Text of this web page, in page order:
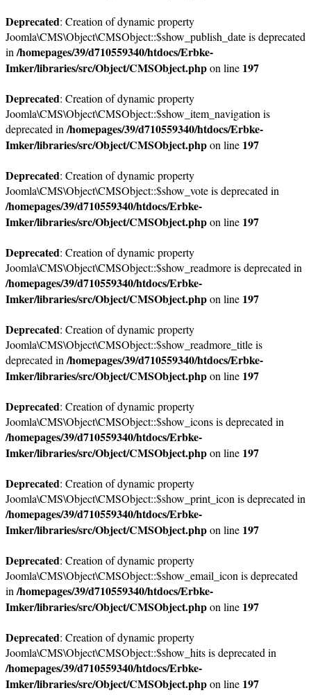
Deprecated: Creation of dynamic property
Joomla\CMS\Object\CMSObject::$show_publish_date is deprecated
in /homepages/39/d710559340/htdocs/Erbke-
Imker/libraries/src/Object/CMSObject.phpon line 197
Deprecated: Creation of dynamic property
Joomla\CMS\Object\CMSObject::$show_item_navigation is
deprecated in /homepages/39/d710559340/htdocs/Erbke-
Imker/libraries/src/Object/CMSObject.phpon line 197
Deprecated: Creation of dynamic property
Joomla\CMS\Object\CMSObject::$show_vote is deprecated in
/homepages/39/d710559340/htdocs/Erbke-
Imker/libraries/src/Object/CMSObject.phpon line 197
Deprecated: Creation of dynamic property
Joomla\CMS\Object\CMSObject::$show_readmore is deprecated in
/homepages/39/d710559340/htdocs/Erbke-
Imker/libraries/src/Object/CMSObject.phpon line 197
Deprecated: Creation of dynamic property
Joomla\CMS\Object\CMSObject::$show_readmore_title is
deprecated in /homepages/39/d710559340/htdocs/Erbke-
Imker/libraries/src/Object/CMSObject.phpon line 197
Deprecated: Creation of dynamic property
Joomla\CMS\Object\CMSObject::$show_icons is deprecated in
/homepages/39/d710559340/htdocs/Erbke-
Imker/libraries/src/Object/CMSObject.phpon line 197
Deprecated: Creation of dynamic property
Joomla\CMS\Object\CMSObject::$show_print_icon is deprecated in
/homepages/39/d710559340/htdocs/Erbke-
Imker/libraries/src/Object/CMSObject.phpon line 197
Deprecated: Creation of dynamic property
Joomla\CMS\Object\CMSObject::$show_email_icon is deprecated
in /homepages/39/d710559340/htdocs/Erbke-
Imker/libraries/src/Object/CMSObject.phpon line 197
Deprecated: Creation of dynamic property
Joomla\CMS\Object\CMSObject::$show_hits is deprecated in
/homepages/39/d710559340/htdocs/Erbke-
Imker/libraries/src/Object/CMSObject.phpon line 197